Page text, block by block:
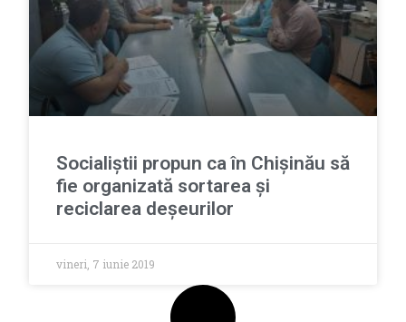
Socialiștii propun ca în Chișinău să
fie organizată sortarea și
reciclarea deșeurilor
vineri, 7 iunie 2019